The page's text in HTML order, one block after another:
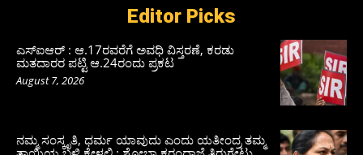
Editor Picks
ಎಸ್‌ಐಆರ್‌ : ಆ.17ರವರೆಗೆ ಅವಧಿ ವಿಸ್ತರಣೆ, ಕರಡು
ಮತದಾರರ ಪಟ್ಟಿ ಆ.24ರಂದು ಪ್ರಕಟ
August 7, 2026
ನಮ್ಮ ಸಂಸ್ಕೃತಿ, ಧರ್ಮ ಯಾವುದು ಎಂದು ಯತೀಂದ್ರ ತಮ್ಮ